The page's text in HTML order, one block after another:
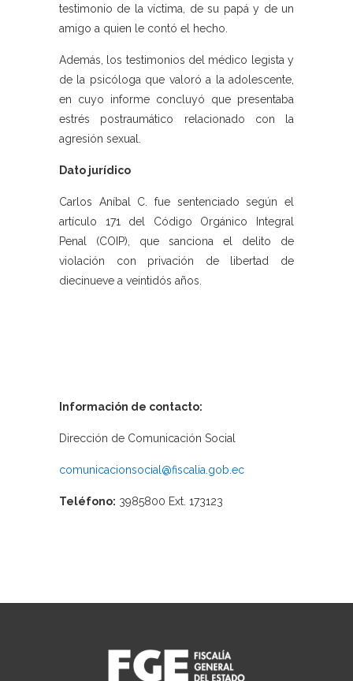
testimonio de la víctima, de su papá y de un
amigo a quien le contó el hecho.
Además, los testimonios del médico legista y
de la psicóloga que valoró a la adolescente,
en cuyo informe concluyó que presentaba
estrés postraumático relacionado con la
agresión sexual.
Dato jurídico
Carlos Aníbal C. fue sentenciado según el
artículo 171 del Código Orgánico Integral
Penal (COIP), que sanciona el delito de
violación con privación de libertad de
diecinueve a veintidós años.
Información de contacto:
Dirección de Comunicación Social
comunicacionsocial@fiscalia.gob.ec
Teléfono: 3985800 Ext. 173123